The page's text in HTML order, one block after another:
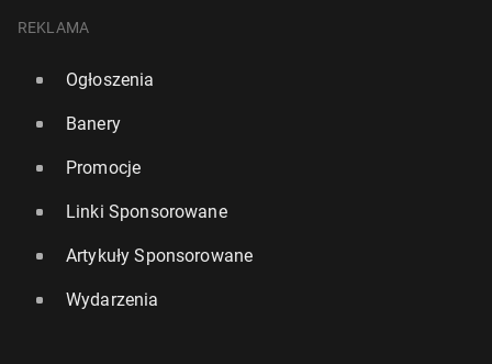
REKLAMA
Ogłoszenia
Banery
Promocje
Linki Sponsorowane
Artykuły Sponsorowane
Wydarzenia